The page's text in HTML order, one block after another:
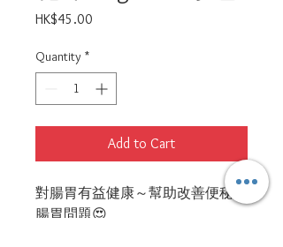
HK$45.00
Quantity *
Add to Cart
對腸胃有益健康～幫助改善便秘及
腸胃問題😍